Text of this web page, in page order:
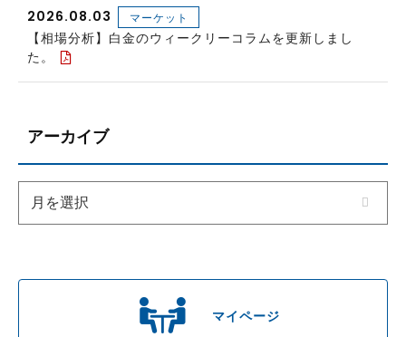
マイページ
2026.08.03 マーケット
【相場分析】白金のウィークリーコラムを更新しまし
た。
アーカイブ